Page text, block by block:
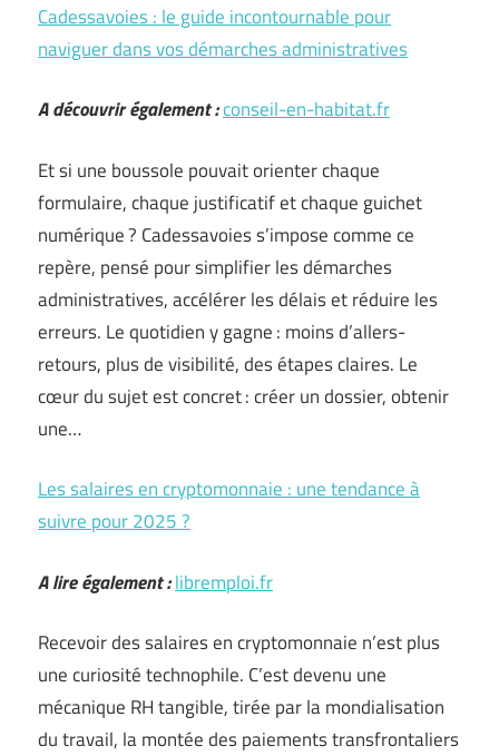
Cadessavoies : le guide incontournable pour
naviguer dans vos démarches administratives
A découvrir également :conseil-en-habitat.fr
Et si une boussole pouvait orienter chaque
formulaire, chaque justificatif et chaque guichet
numérique ? Cadessavoies s’impose comme ce
repère, pensé pour simplifier les démarches
administratives, accélérer les délais et réduire les
erreurs. Le quotidien y gagne : moins d’allers-
retours, plus de visibilité, des étapes claires. Le
cœur du sujet est concret : créer un dossier, obtenir
une…
Les salaires en cryptomonnaie : une tendance à
suivre pour 2025 ?
A lire également :libremploi.fr
Recevoir des salaires en cryptomonnaie n’est plus
une curiosité technophile. C’est devenu une
mécanique RH tangible, tirée par la mondialisation
du travail, la montée des paiements transfrontaliers